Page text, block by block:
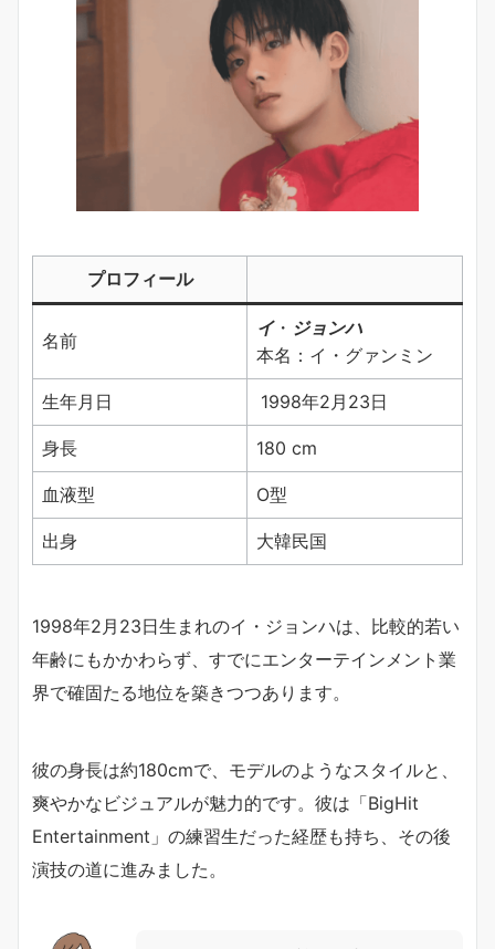
プロフィール
名前
イ・ ジョンハ
本名：イ・グァンミン
生年月日 1998年2月23日
身長 180 cm
血液型 O型
出身 大韓民国
1998年2月23日生まれのイ・ジョンハは、比較的若い
年齢にもかかわらず、すでにエンターテインメント業
界で確固たる地位を築きつつあります。
彼の身長は約180cmで、モデルのようなスタイルと、
爽やかなビジュアルが魅力的です。彼は「BigHit
Entertainment」の練習生だった経歴も持ち、その後
演技の道に進みました。